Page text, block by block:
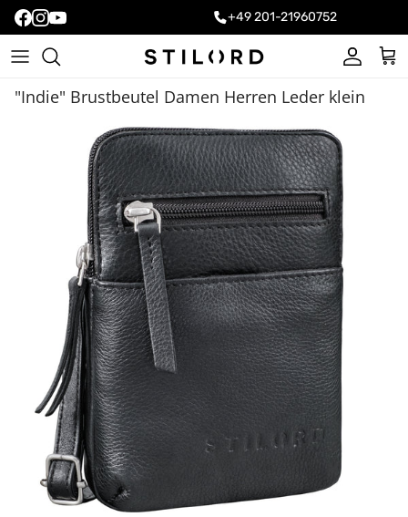
+49 201-21960752
Konto
"Indie" Brustbeutel Damen Herren Leder klein